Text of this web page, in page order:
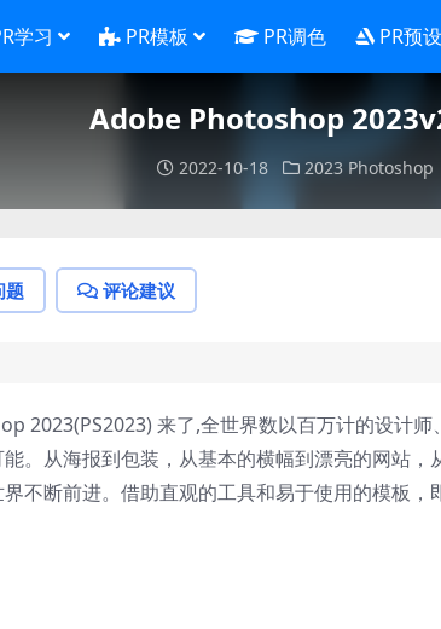
学习 PR模板 PR调色 PR预设
Adobe Photoshop
2022-10-18 2023 Photoshop
题 评论建议
2023(PS2023) 来了,全世界数以百万计的设计师
。从海报到包装，从基本的横幅到漂亮的网站，
不断前进。借助直观的工具和易于使用的模板，